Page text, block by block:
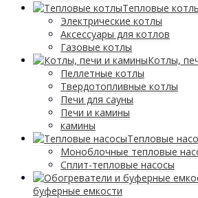
Тепловые
Электрические котлы
Аксессуары для котлов
Газовые котлы
Котлы,
Пеллетные котлы
Твердотопливные котлы
Печи для сауны
Печи и камины
камины
Тепловые
Моноблочные тепловые
Сплит-тепловые насосы
буферные емкости